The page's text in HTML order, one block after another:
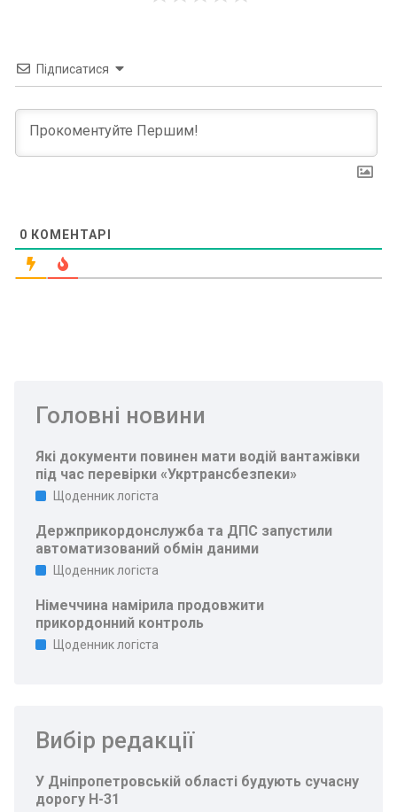
Підписатися
0 КОМЕНТАРІ
Головні новини
Які документи повинен мати водій вантажівки
під час перевірки «Укртрансбезпеки»
Щоденник логіста
Держприкордонслужба та ДПС запустили
автоматизований обмін даними
Щоденник логіста
Німеччина намірила продовжити
прикордонний контроль
Щоденник логіста
Вибір редакції
У Дніпропетровській області будують сучасну
дорогу Н-31